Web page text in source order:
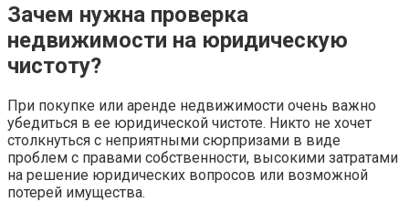
Зачем нужна проверка
недвижимости на юридическую
чистоту?
При покупке или аренде недвижимости очень важно
убедиться в ее юридической чистоте. Никто не хочет
столкнуться с неприятными сюрпризами в виде
проблем с правами собственности, высокими затратами
на решение юридических вопросов или возможной
потерей имущества.